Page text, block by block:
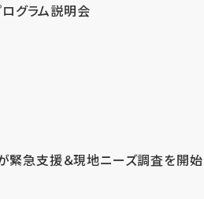
グラム説明会
緊急支援＆現地ニーズ調査を開始